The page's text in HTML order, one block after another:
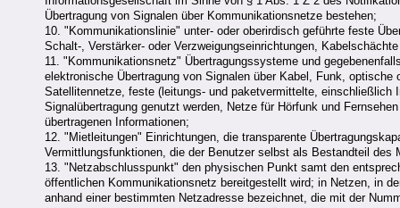
Übertragung von Signalen über Kommunikationsnetze bestehen;
10. "Kommunikationslinie" unter- oder oberirdisch geführte feste
Schalt-, Verstärker- oder Verzweigungseinrichtungen,
11. "Kommunikationsnetz" Übertragungssysteme und
elektronische Übertragung von Signalen über Kabel, Funk,
Satellitennetze, feste (leitungs- und paketvermittelte,
Signalübertragung genutzt werden, Netze für Hörfunk und
übertragenen Informationen;
12. "Mietleitungen" Einrichtungen, die transparente
Vermittlungsfunktionen, die der Benutzer selbst als Bestandteil des
13. "Netzabschlusspunkt" den physischen Punkt samt den
öffentlichen Kommunikationsnetz bereitgestellt wird; in Netzen, in
anhand einer bestimmten Netzadresse bezeichnet, die mit der